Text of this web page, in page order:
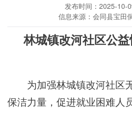
发布时间：2025-10-
信息来源：会同县宝田
林城镇改河社区公
为加强林城镇改河社区
保洁力量，促进就业困难人